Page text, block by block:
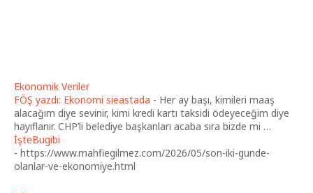
Ekonomik Veriler
FÖŞ yazdı: Ekonomi sieastada - Her ay başı, kimileri maaş
alacağım diye sevinir, kimi kredi kartı taksidi ödeyeceğim diye
hayıflanır. CHP’li belediye başkanları acaba sıra bizde mi …
İşteBugibi
- https://www.mahfiegilmez.com/2026/05/son-iki-gunde-
olanlar-ve-ekonomiye.html